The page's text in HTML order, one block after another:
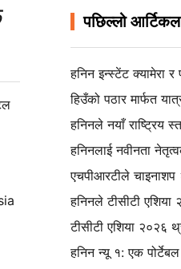
पछिल्लो आर्टिकल